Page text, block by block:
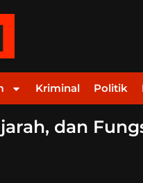
Kriminal Politik
dan